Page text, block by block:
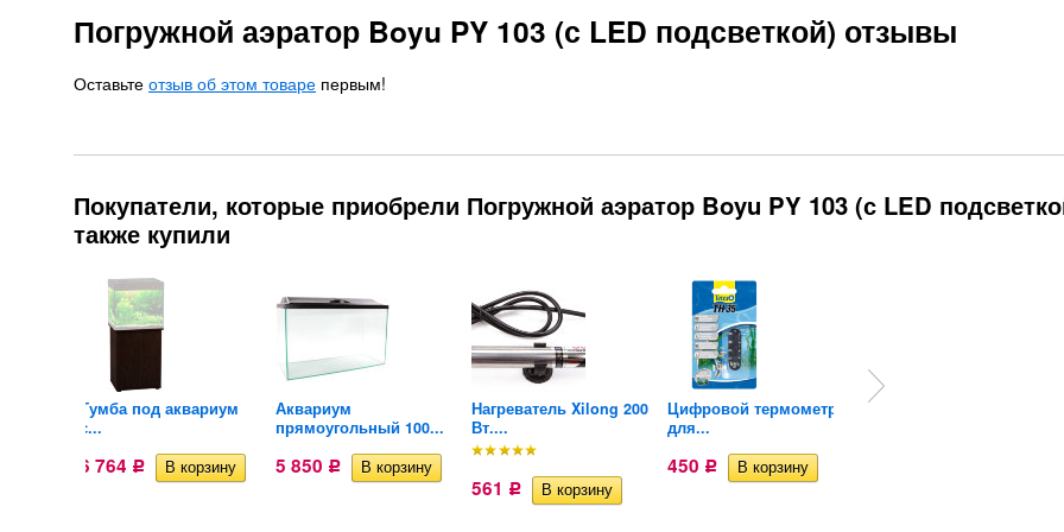
Погружной аэратор Boyu PY 103 (с LED подсветкой) отзывы
Оставьте отзыв об этом товаре первым!
Покупатели, которые приобрели Погружной аэратор Boyu PY 103 (с LED
также купили
Тумба под аквариум
с...
6 764 Р
Аквариум
прямоугольный 100...
5 850 Р
Нагреватель Xilong 200
Вт....
561 Р
Цифровой термометр
для...
450 Р
Грунт для аквариума...